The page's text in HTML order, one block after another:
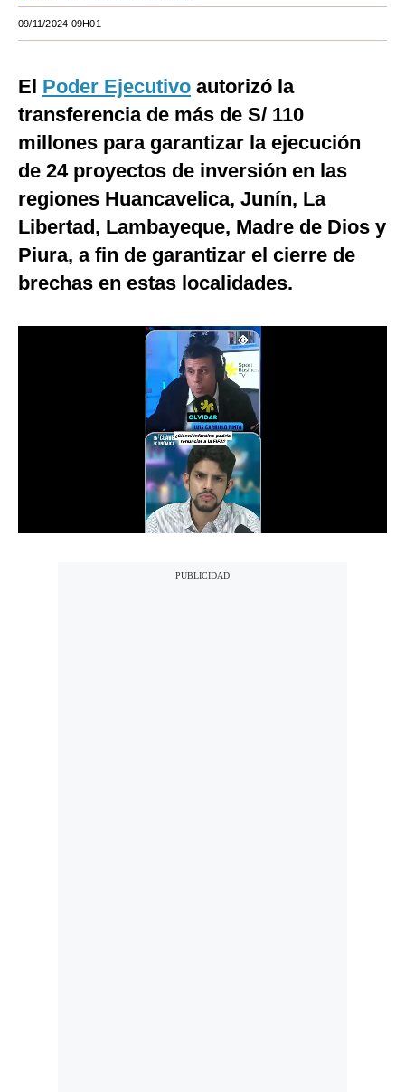
Mundo
México
Internacional
Tecnología
Club del Suscriptor
Mix
09/11/2024 09H01
El Poder Ejecutivo autorizó la
transferencia de más de S/ 110
millones para garantizar la ejecución
de 24 proyectos de inversión en las
regiones Huancavelica, Junín, La
Libertad, Lambayeque, Madre de Dios y
Piura, a fin de garantizar el cierre de
brechas en estas localidades.